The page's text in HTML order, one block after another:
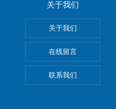
关于我们
关于我们
在线留言
联系我们